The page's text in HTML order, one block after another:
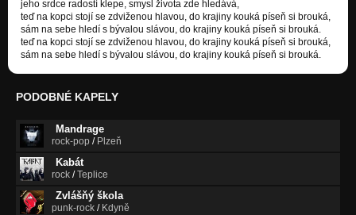
jeho srdce radostí klepe, smysl života zde hledává,
teď na kopci stojí se zdviženou hlavou, do krajiny kouká píseň si brouká,
sám na sebe hledí s bývalou slávou, do krajiny kouká píseň si brouká.
teď na kopci stojí se zdviženou hlavou, do krajiny kouká píseň si brouká,
sám na sebe hledí s bývalou slávou, do krajiny kouká píseň si brouká.
PODOBNÉ KAPELY
Mandrage
rock-pop / Plzeň
Kabát
rock /Teplice
Zvlášňý škola
punk-rock / Kdyně